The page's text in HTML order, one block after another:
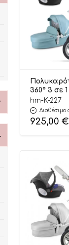
360° 3 σε
227 Tiffany
Άτοκες
hm-K-227
Διαθέσιμο
925,00 €